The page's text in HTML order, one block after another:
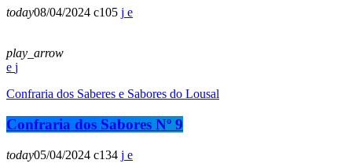
today08/04/2024 105
play_arrow
Confraria dos Saberes e Sabores do Lousal
Confraria dos Sabores Nº 9
today05/04/2024 134